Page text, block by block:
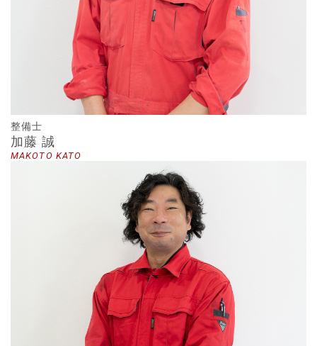
整備士
加藤 誠
MAKOTO KATO